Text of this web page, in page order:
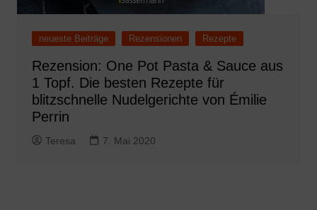
neueste Beiträge Rezensionen Rezepte
Rezension: One Pot Pasta & Sauce aus
1 Topf. Die besten Rezepte für
blitzschnelle Nudelgerichte von Émilie
Perrin
Teresa 7. Mai 2020